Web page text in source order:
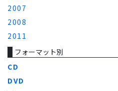
2007
2008
2011
フォーマット別
CD
DVD